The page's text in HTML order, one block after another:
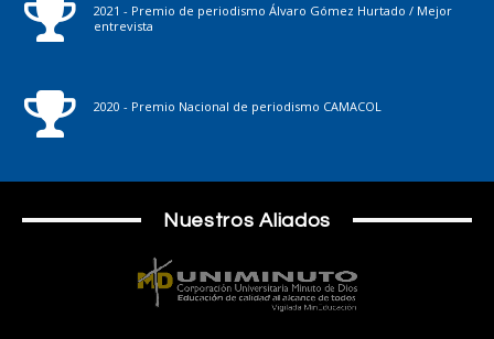
2021 - Premio de periodismo Álvaro Gómez Hurtado / Mejor
entrevista
2020 - Premio Nacional de periodismo CAMACOL
Nuestros Aliados